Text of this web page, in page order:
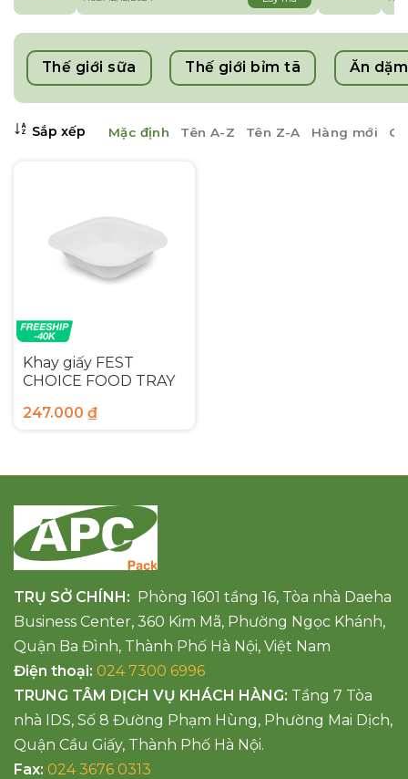
Thế giới sữa Thế giới bỉm tã Ăn
Sắp xếp Mặc định Tên A-Z Tên Z-A Hàng mới Gi
Khay giấy FEST
CHOICE FOOD TRAY
247.000 ₫
TRỤ SỞ CHÍNH: Phòng 1601 tầng 16, Tòa nhà Daeha
Business Center, 360 Kim Mã, Phường Ngọc Khánh,
Quận Ba Đình, Thành Phố Hà Nội, Việt Nam
Điện thoại: 024 7300 6996
TRUNG TÂM DỊCH VỤ KHÁCH HÀNG: Tầng 7 Tòa
nhà IDS, Số 8 Đường Phạm Hùng, Phường Mai Dịch,
Quận Cầu Giấy, Thành Phố Hà Nội.
Fax: 024 3676 0313